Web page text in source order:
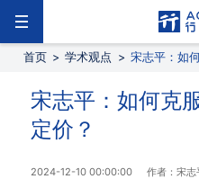
首页 > 学术观点 > 宋志平：如
宋志平：如何克
定价？
2024-12-10 00:00:00 作者：宋志